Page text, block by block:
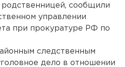
сообщили
управлении
при прокуратуре РФ по
следственным
дело в отношении